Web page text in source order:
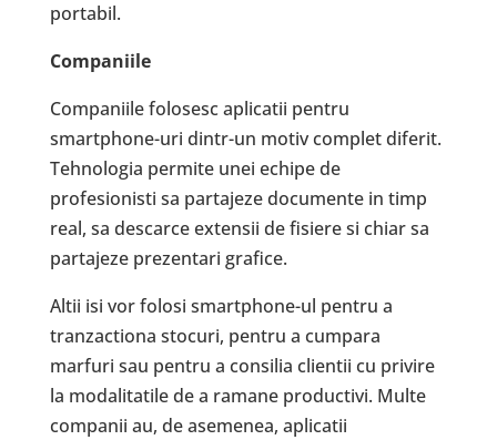
portabil.
Companiile
Companiile folosesc aplicatii pentru
smartphone-uri dintr-un motiv complet diferit.
Tehnologia permite unei echipe de
profesionisti sa partajeze documente in timp
real, sa descarce extensii de fisiere si chiar sa
partajeze prezentari grafice.
Altii isi vor folosi smartphone-ul pentru a
tranzactiona stocuri, pentru a cumpara
marfuri sau pentru a consilia clientii cu privire
la modalitatile de a ramane productivi. Multe
companii au, de asemenea, aplicatii